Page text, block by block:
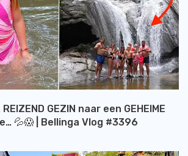
REIZEND GEZIN naar een GEHEIME
💦😱 | Bellinga Vlog #3396